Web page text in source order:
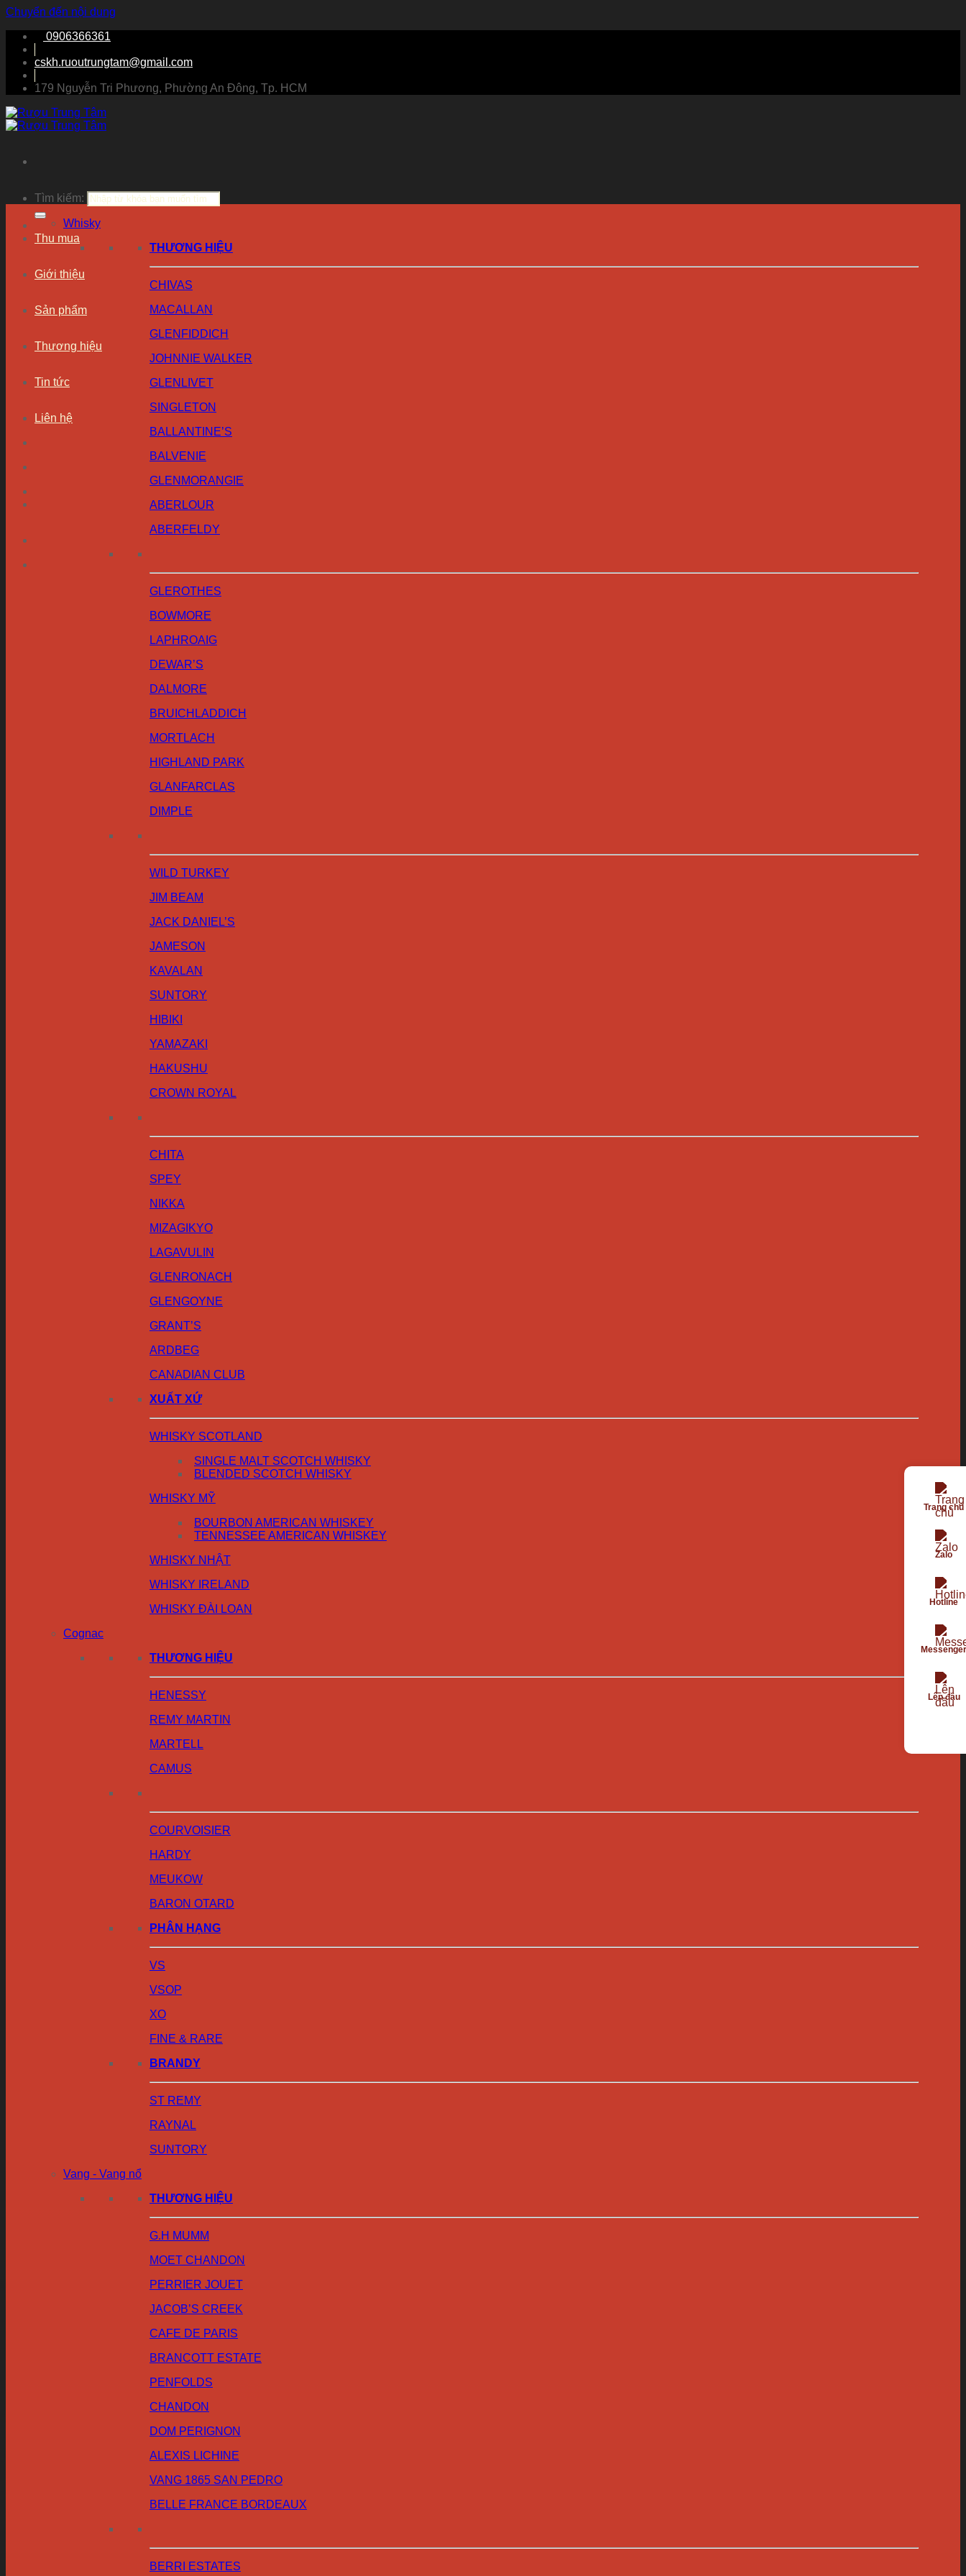
Chuyển đến nội dung
0906366361
cskh.ruoutrungtam@gmail.com
179 Nguyễn Tri Phương, Phường An Đông, Tp. HCM
Tìm kiếm:
Thu mua
Giới thiệu
Sản phẩm
Thương hiệu
Tin tức
Liên hệ
Whisky
THƯƠNG HIỆU
CHIVAS
MACALLAN
GLENFIDDICH
JOHNNIE WALKER
GLENLIVET
SINGLETON
BALLANTINE’S
BALVENIE
GLENMORANGIE
ABERLOUR
ABERFELDY
GLEROTHES
BOWMORE
LAPHROAIG
DEWAR’S
DALMORE
BRUICHLADDICH
MORTLACH
HIGHLAND PARK
GLANFARCLAS
DIMPLE
WILD TURKEY
JIM BEAM
JACK DANIEL’S
JAMESON
KAVALAN
SUNTORY
HIBIKI
YAMAZAKI
HAKUSHU
CROWN ROYAL
CHITA
SPEY
NIKKA
MIZAGIKYO
LAGAVULIN
GLENRONACH
GLENGOYNE
GRANT’S
ARDBEG
CANADIAN CLUB
XUẤT XỨ
WHISKY SCOTLAND
SINGLE MALT SCOTCH WHISKY
BLENDED SCOTCH WHISKY
WHISKY MỸ
BOURBON AMERICAN WHISKEY
TENNESSEE AMERICAN WHISKEY
WHISKY NHẬT
WHISKY IRELAND
WHISKY ĐÀI LOAN
Cognac
THƯƠNG HIỆU
HENESSY
REMY MARTIN
MARTELL
CAMUS
COURVOISIER
HARDY
MEUKOW
BARON OTARD
PHÂN HẠNG
VS
VSOP
XO
FINE & RARE
BRANDY
ST REMY
RAYNAL
SUNTORY
Vang - Vang nổ
THƯƠNG HIỆU
G.H MUMM
MOET CHANDON
PERRIER JOUET
JACOB’S CREEK
CAFE DE PARIS
BRANCOTT ESTATE
PENFOLDS
CHANDON
DOM PERIGNON
ALEXIS LICHINE
VANG 1865 SAN PEDRO
BELLE FRANCE BORDEAUX
BERRI ESTATES
Trang chủ
Zalo
Hotline
Messenger
Lên đầu